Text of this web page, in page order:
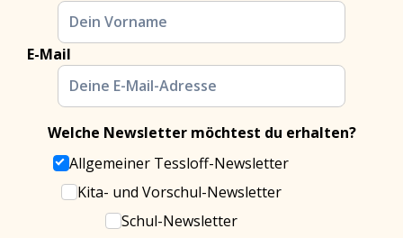
E-Mail
Welche Newsletter möchtest du erhalten?
Allgemeiner Tessloff-Newsletter
Kita- und Vorschul-Newsletter
Schul-Newsletter